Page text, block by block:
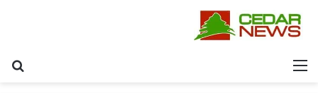
القائمة